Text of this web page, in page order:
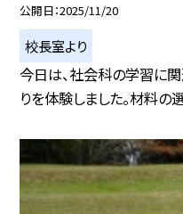
公開日 2025/11/20
校長室より
今日は、社会科の学習に
りを体験しました。材料の